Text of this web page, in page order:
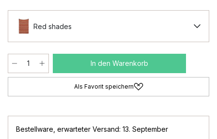
Red shades
In den Warenkorb
Als Favorit speichern
Bestellware erwarteter Versand: 13. September